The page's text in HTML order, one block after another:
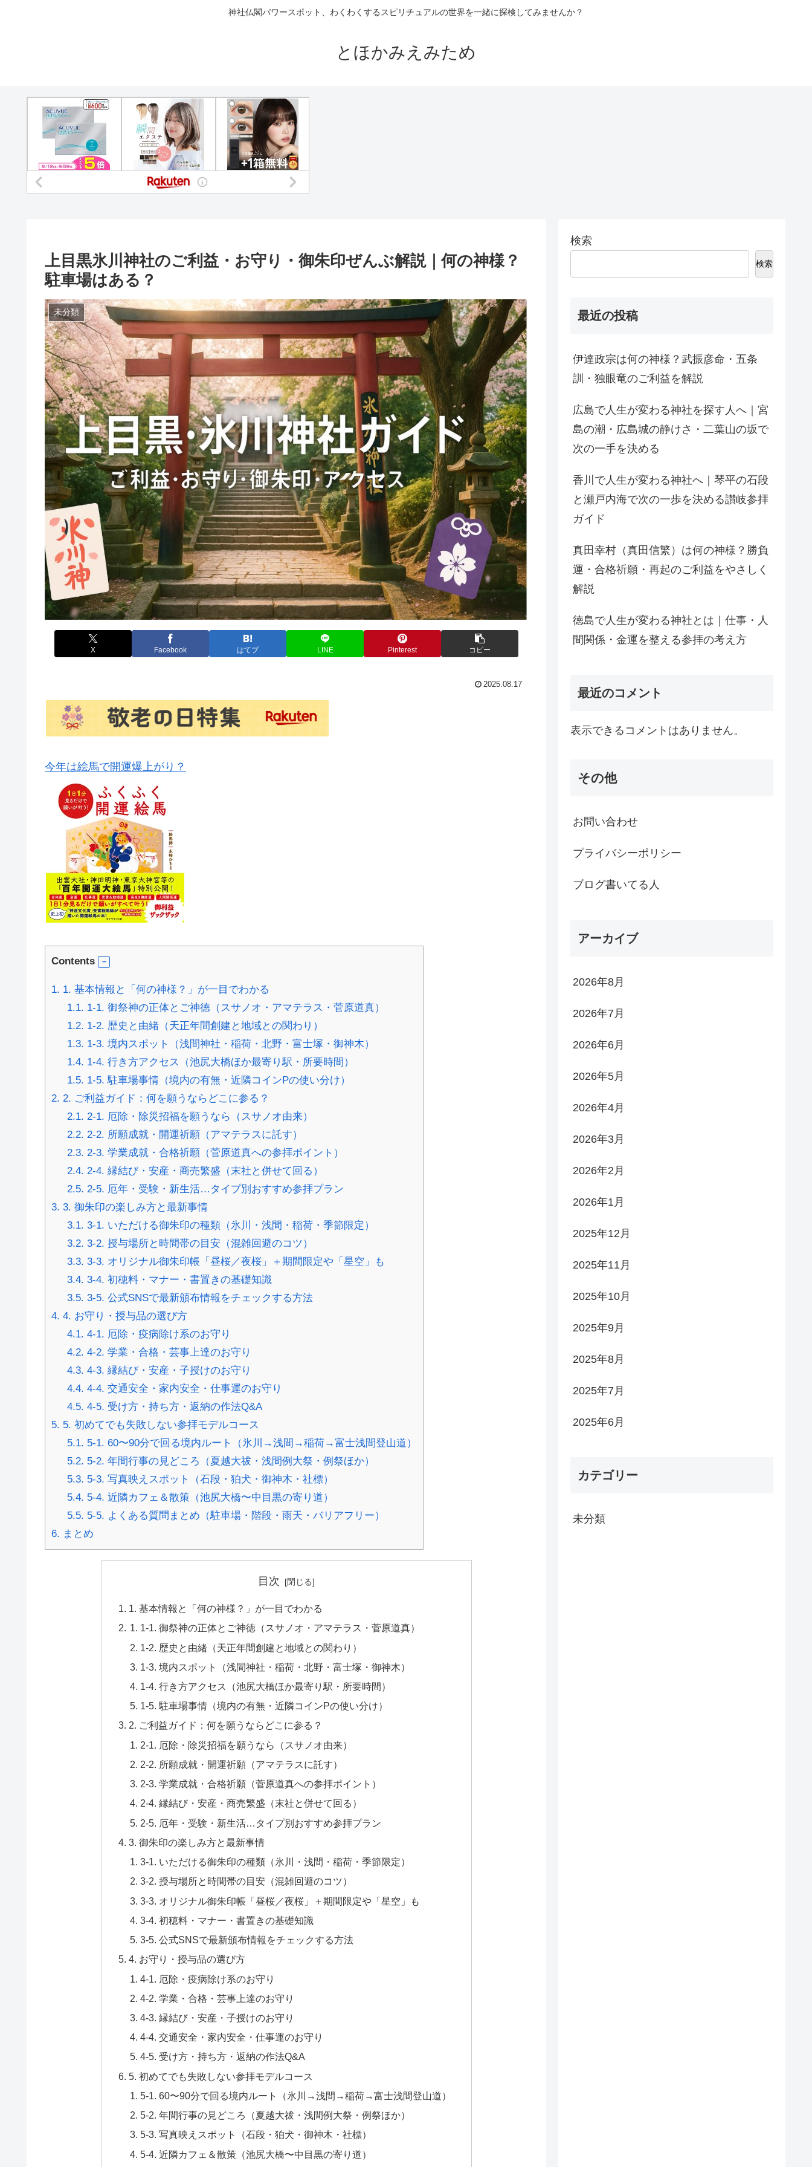
神社仏閣パワースポット、わくわくするスピリチュアルの世界を一緒に探検してみませんか？
とほかみえみため
上目黒氷川神社のご利益・お守り・御朱印ぜんぶ解説｜何の神様？
駐車場はある？
未分類
X Facebook はてブ LINE Pinterest コピー
2025.08.17
今年は絵馬で開運爆上がり？
Contents
1. 1. 基本情報と「何の神様？」が一目でわかる
1.1. 1-1. 御祭神の正体とご神徳（スサノオ・アマテラス・菅原道真）
1.2. 1-2. 歴史と由緒（天正年間創建と地域との関わり）
1.3. 1-3. 境内スポット（浅間神社・稲荷・北野・富士塚・御神木）
1.4. 1-4. 行き方アクセス（池尻大橋ほか最寄り駅・所要時間）
1.5. 1-5. 駐車場事情（境内の有無・近隣コインPの使い分け）
2. 2. ご利益ガイド：何を願うならどこに参る？
2.1. 2-1. 厄除・除災招福を願うなら（スサノオ由来）
2.2. 2-2. 所願成就・開運祈願（アマテラスに託す）
2.3. 2-3. 学業成就・合格祈願（菅原道真への参拝ポイント）
2.4. 2-4. 縁結び・安産・商売繁盛（末社と併せて回る）
2.5. 2-5. 厄年・受験・新生活…タイプ別おすすめ参拝プラン
3. 3. 御朱印の楽しみ方と最新事情
3.1. 3-1. いただける御朱印の種類（氷川・浅間・稲荷・季節限定）
3.2. 3-2. 授与場所と時間帯の目安（混雑回避のコツ）
3.3. 3-3. オリジナル御朱印帳「昼桜／夜桜」＋期間限定や「星空」も
3.4. 3-4. 初穂料・マナー・書置きの基礎知識
3.5. 3-5. 公式SNSで最新頒布情報をチェックする方法
4. 4. お守り・授与品の選び方
4.1. 4-1. 厄除・疫病除け系のお守り
4.2. 4-2. 学業・合格・芸事上達のお守り
4.3. 4-3. 縁結び・安産・子授けのお守り
4.4. 4-4. 交通安全・家内安全・仕事運のお守り
4.5. 4-5. 受け方・持ち方・返納の作法Q&A
5. 5. 初めてでも失敗しない参拝モデルコース
5.1. 5-1. 60〜90分で回る境内ルート（氷川→浅間→稲荷→富士浅間登山道）
5.2. 5-2. 年間行事の見どころ（夏越大祓・浅間例大祭・例祭ほか）
5.3. 5-3. 写真映えスポット（石段・狛犬・御神木・社標）
5.4. 5-4. 近隣カフェ＆散策（池尻大橋〜中目黒の寄り道）
5.5. 5-5. よくある質問まとめ（駐車場・階段・雨天・バリアフリー）
6. まとめ
目次
1. 基本情報と「何の神様？」が一目でわかる
1-1. 御祭神の正体とご神徳（スサノオ・アマテラス・菅原道真）
1-2. 歴史と由緒（天正年間創建と地域との関わり）
1-3. 境内スポット（浅間神社・稲荷・北野・富士塚・御神木）
1-4. 行き方アクセス（池尻大橋ほか最寄り駅・所要時間）
1-5. 駐車場事情（境内の有無・近隣コインPの使い分け）
2. ご利益ガイド：何を願うならどこに参る？
2-1. 厄除・除災招福を願うなら（スサノオ由来）
2-2. 所願成就・開運祈願（アマテラスに託す）
2-3. 学業成就・合格祈願（菅原道真への参拝ポイント）
2-4. 縁結び・安産・商売繁盛（末社と併せて回る）
2-5. 厄年・受験・新生活…タイプ別おすすめ参拝プラン
3. 御朱印の楽しみ方と最新事情
3-1. いただける御朱印の種類（氷川・浅間・稲荷・季節限定）
3-2. 授与場所と時間帯の目安（混雑回避のコツ）
3-3. オリジナル御朱印帳「昼桜／夜桜」＋期間限定や「星空」も
3-4. 初穂料・マナー・書置きの基礎知識
3-5. 公式SNSで最新頒布情報をチェックする方法
4. お守り・授与品の選び方
4-1. 厄除・疫病除け系のお守り
4-2. 学業・合格・芸事上達のお守り
4-3. 縁結び・安産・子授けのお守り
4-4. 交通安全・家内安全・仕事運のお守り
4-5. 受け方・持ち方・返納の作法Q&A
5. 初めてでも失敗しない参拝モデルコース
5-1. 60〜90分で回る境内ルート（氷川→浅間→稲荷→富士浅間登山道）
5-2. 年間行事の見どころ（夏越大祓・浅間例大祭・例祭ほか）
5-3. 写真映えスポット（石段・狛犬・御神木・社標）
5-4. 近隣カフェ＆散策（池尻大橋〜中目黒の寄り道）
検索
検索
最近の投稿
伊達政宗は何の神様？武振彦命・五条
訓・独眼竜のご利益を解説
広島で人生が変わる神社を探す人へ｜宮
島の潮・広島城の静けさ・二葉山の坂で
次の一手を決める
香川で人生が変わる神社へ｜琴平の石段
と瀬戸内海で次の一歩を決める讃岐参拝
ガイド
真田幸村（真田信繁）は何の神様？勝負
運・合格祈願・再起のご利益をやさしく
解説
徳島で人生が変わる神社とは｜仕事・人
間関係・金運を整える参拝の考え方
最近のコメント
表示できるコメントはありません。
その他
お問い合わせ
プライバシーポリシー
ブログ書いてる人
アーカイブ
2026年8月
2026年7月
2026年6月
2026年5月
2026年4月
2026年3月
2026年2月
2026年1月
2025年12月
2025年11月
2025年10月
2025年9月
2025年8月
2025年7月
2025年6月
カテゴリー
未分類